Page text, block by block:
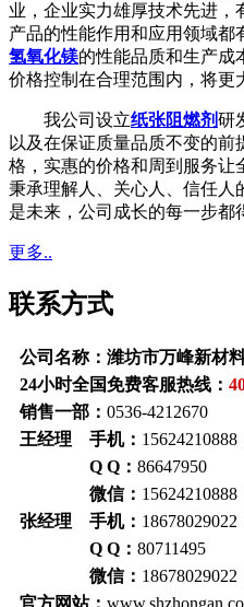
业，企业实力雄厚技术先进，
产品的性能作用和应用领域
氢氧化镁的性能品质和生产成
价格控制在合理范围内，将更
我公司设立纸张阻燃剂研
以及在保证质量品质不变的前
格，实惠的价格和周到服务让
秉承理解人、关心人、信任
是未来，公司成长的每一步都
更多..
联系方式
公司名称：潍坊市万峰新材
24小时全国免费客服热线：
销售一部： 0536-4212670
王经理 手机： 15624210888
Q Q： 86647950
微信： 15624210888
张经理 手机： 18678029022
Q Q： 80711495
微信： 18678029022